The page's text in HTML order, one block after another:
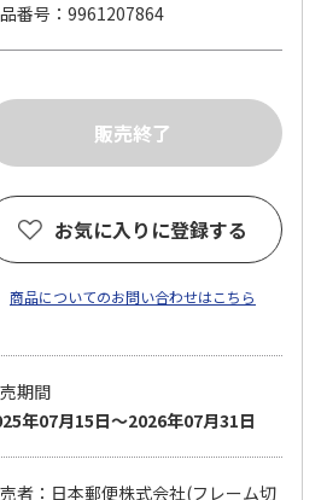
番号
9961207864
お気に入りに登録する
商品についてのお問い合わせはこちら
期間
年07月15日～2026年07月31日
者：日本郵便株式会社(フレーム切